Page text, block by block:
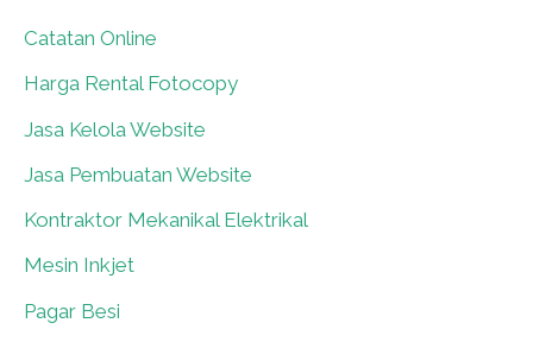
Catatan Online
Harga Rental Fotocopy
Jasa Kelola Website
Jasa Pembuatan Website
Kontraktor Mekanikal Elektrikal0
Mesin Inkjet
Pagar Besi